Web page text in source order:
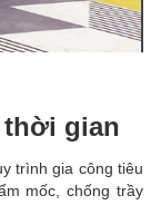
thời gian
trình gia công tiêu
mốc, chống trầy